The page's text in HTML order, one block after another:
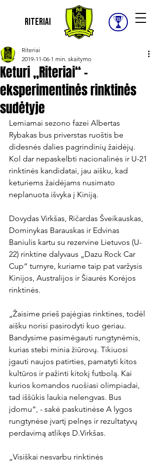
Riteriai
Keturi „Riteriai“ -
eksperimentinės rinktinės
sudėtyje
Riteriai
2019-11-06 1 min. skaitymo
Lemiamai sezono fazei Albertas
Rybakas bus priverstas ruoštis be
didesnės dalies pagrindinių žaidėjų.
Kol dar nepaskelbti nacionalinės ir U-21
rinktinės kandidatai, jau aišku, kad
keturiems žaidėjams nusimato
neplanuota išvyka į Kiniją.
Dovydas Virkšas, Ričardas Šveikauskas,
Dominykas Barauskas ir Edvinas
Baniulis kartu su rezervine Lietuvos (U-
22) rinktine dalyvaus „Dazu Rock Car
Cup“ turnyre, kuriame taip pat varžysis
Kinijos, Australijos ir Šiaurės Korėjos
rinktinės.
„Žaisime prieš pajėgias rinktines, todėl
aišku norisi pasirodyti kuo geriau.
Bandysime pasimėgauti rungtynėmis,
kurias stebi minia žiūrovų. Tikiuosi
įgauti naujos patirties, pamatyti kitos
kultūros ir pažinti kitokį futbolą. Kai
kurios komandos ruošiasi olimpiadai,
tad iššūkis laukia nelengvas. Bus
įdomu“, - sakė paskutinėse A lygos
rungtynėse įvartį pelnęs ir rezultatyvų
perdavimą atlikęs D.Virkšas.
„Visiškai nesvarbu rinktinės